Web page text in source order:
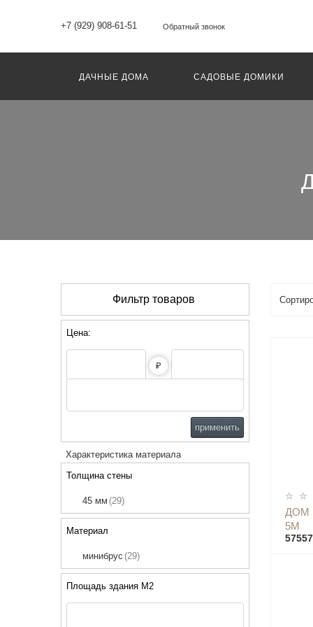
+7 (929) 908-61-51 Обратный звонок
ДАЧНЫЕ ДОМА САДОВЫЕ ДОМИКИ
Фильтр товаров
Цена:
₽
применить
Характеристика материала
Толщина стены
45 мм (29)
Материал
минибрус (29)
Площадь здания М2
ДОМ
5М